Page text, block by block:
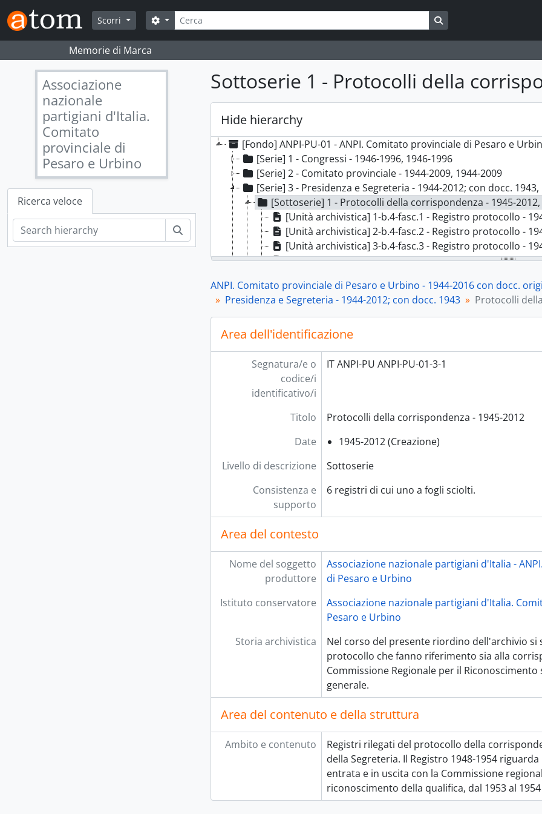
Skip to main content
Scorri
Cerca
Search options
Memorie di Marca
Associazione
nazionale
partigiani d'Italia.
Comitato
provinciale di
Pesaro e Urbino
Ricerca veloce
Sottoserie 1 - Protocolli della
Hide hierarchy
[Fondo] ANPI-PU-01 - ANPI. Comitato provinciale di Pesaro e Urbino - 1944-
[Serie] 1 - Congressi - 1946-1996, 1946-1996
[Serie] 2 - Comitato provinciale - 1944-2009, 1944-2009
[Serie] 3 - Presidenza e Segreteria - 1944-2012; con docc.
[Sottoserie] 1 - Protocolli della corrispondenza - 1945-2012,
[Unità archivistica] 1-b.4-fasc.1 - Registro protocollo -
[Unità archivistica] 2-b.4-fasc.2 - Registro protocollo -
[Unità archivistica] 3-b.4-fasc.3 - Registro protocollo -
[Unità archivistica] 4-b.4-fasc.4 - Registro protocollo -
[Unità archivistica] 6-b.4-fasc.6 - Registro protocollo
[Sottoserie] 2 - Corrispondenza - 1944-2005, 1944-2005
[Sottoserie] 3 - Rapporti con il Comitato nazionale e
[Sottoserie] 4 - Attività della Presidenza e della Segreteria -
[Serie] 4 - Partigiani - [1943]-1944-2012, [1943]-1944-2012
[Serie] 5 - Antifascismo e Resistenza - 1946-2016; con docc. in copia 1850-
[Serie] 6 - Amministrazione - 1944-1995, 1944-1995
[Serie] 7 - Personalità della Resistenza e dell'antifascismo - 1944-2015;
[Serie] 8 - Sezioni ANPI - 1944-2010; con docc. 1920-1929;
[Serie] 9 - Documenti e testimonianze - 1944-2015; con docc.
[Serie] 10 - Rassegna stampa - 1944-2004; con docc. 1914,
ANPI. Comitato provinciale di Pesaro e Urbino - 1944-2016 con docc.
Presidenza e Segreteria - 1944-2012; con docc. 1943
Protocolli
Area dell'identificazione
Segnatura/e o
codice/i
identificativo/i
IT ANPI-PU ANPI-PU-01-3-1
Titolo
Protocolli della corrispondenza - 1945-2012
Date
1945-2012 (Creazione)
Livello di descrizione
Sottoserie
Consistenza e
supporto
6 registri di cui uno a fogli sciolti.
Area del contesto
Nome del soggetto
produttore
Associazione nazionale partigiani d'Italia -
di Pesaro e Urbino
Istituto conservatore
Associazione nazionale partigiani d'Italia.
Pesaro e Urbino
Storia archivistica
Nel corso del presente riordino dell'archivio
protocollo che fanno riferimento sia alla
Commissione Regionale per il
generale.
Area del contenuto e della struttura
Ambito e contenuto
Registri rilegati del protocollo della
della Segreteria. Il Registro 1948-1954
entrata e in uscita con la Commissione
riconoscimento della qualifica, dal 1953 al